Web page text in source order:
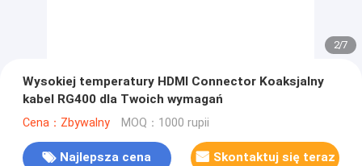
2/7
Wysokiej temperatury HDMI Connector Koaksjalny
kabel RG400 dla Twoich wymagań
Cena：Zbywalny MOQ：1000 rupii
Najlepsza cena Skontaktuj się teraz